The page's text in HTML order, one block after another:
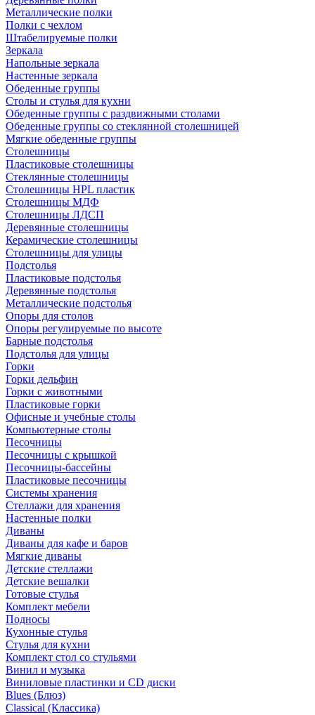
Металлические полки
Полки с чехлом
Штабелируемые полки
Зеркала
Напольные зеркала
Настенные зеркала
Обеденные группы
Столы и стулья для кухни
Обеденные группы с раздвижными столами
Обеденные группы со стеклянной столешницей
Мягкие обеденные группы
Столешницы
Пластиковые столешницы
Стеклянные столешницы
Столешницы HPL пластик
Столешницы МДФ
Столешницы ЛДСП
Деревянные столешницы
Керамические столешницы
Столешницы для улицы
Подстолья
Пластиковые подстолья
Деревянные подстолья
Металлические подстолья
Опоры для столов
Опоры регулируемые по высоте
Барные подстолья
Подстолья для улицы
Горки
Горки дельфин
Горки с животными
Пластиковые горки
Офисные и учебные столы
Компьютерные столы
Песочницы
Песочницы с крышкой
Песочницы-бассейны
Пластиковые песочницы
Системы хранения
Стеллажи для хранения
Настенные полки
Диваны
Диваны для кафе и баров
Мягкие диваны
Детские стеллажи
Детские вешалки
Готовые стулья
Комплект мебели
Подносы
Кухонные стулья
Стулья для кухни
Комплект стол со стульями
Винил и музыка
Виниловые пластинки и CD диски
Blues (Блюз)
Classical (Классика)